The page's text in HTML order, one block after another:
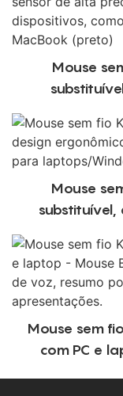
Mouse
computador,
Mouse
substituível,
laptops/
Mouse sem
com PC e